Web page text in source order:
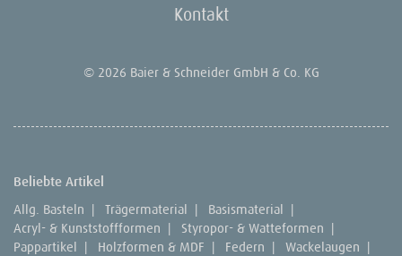
Kontakt
© 2026 Baier & Schneider GmbH & Co. KG
Beliebte Artikel
Allg. Basteln | Trägermaterial | Basismaterial |
Acryl- & Kunststoffformen | Styropor- & Watteformen |
Pappartikel | Holzformen & MDF | Federn | Wackelaugen |